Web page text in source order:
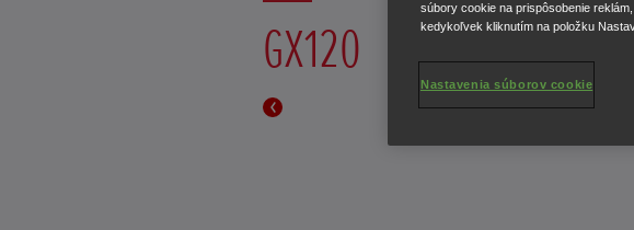
GX120
súbory cookie na prispôsobenie
kedykoľvek kliknutím na položku
Nastavenia súborov cookie